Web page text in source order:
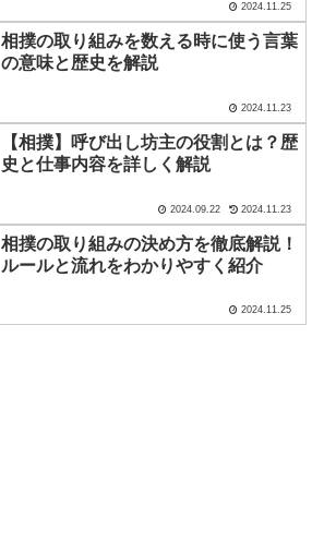
2024.11.25
相撲の取り組みを数える時に使う言葉
の意味と歴史を解説
2024.11.23
【相撲】呼び出し坊主の役割とは？歴
史と仕事内容を詳しく解説
2024.09.22 2024.11.23
相撲の取り組みの決め方を徹底解説！
ルールと流れをわかりやすく紹介
2024.11.25